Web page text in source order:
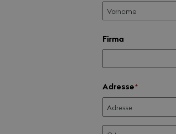
Firma
Adresse*